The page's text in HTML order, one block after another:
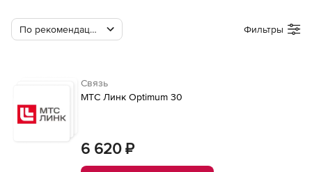
По рекомендации Softline Фильтры
Связь
МТС Линк Optimum 30
6 620 ₽